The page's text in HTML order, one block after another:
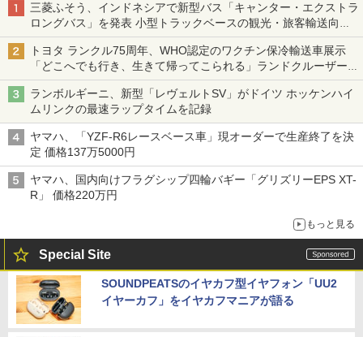
三菱ふそう、インドネシアで新型バス「キャンター・エクストラ
ロングバス」を発表 小型トラックベースの観光・旅客輸送向け
バス
トヨタ ランクル75周年、WHO認定のワクチン保冷輸送車展示
「どこへでも行き、生きて帰ってこられる」ランドクルーザーで
命をつなぐ
ランボルギーニ、新型「レヴェルトSV」がドイツ ホッケンハイ
ムリンクの最速ラップタイムを記録
ヤマハ、「YZF-R6レースベース車」現オーダーで生産終了を決
定 価格137万5000円
ヤマハ、国内向けフラグシップ四輪バギー「グリズリーEPS XT-
R」 価格220万円
もっと見る
Special Site
SOUNDPEATSのイヤカフ型イヤフォン「UU2
イヤーカフ」をイヤカフマニアが語る